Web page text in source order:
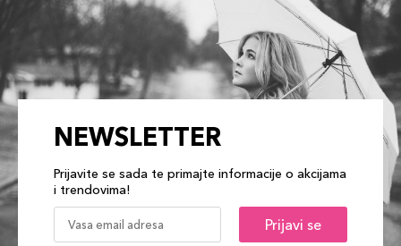
NEWSLETTER
Prijavite se sada te primajte informacije o akcijama
i trendovima!
Prijavi se